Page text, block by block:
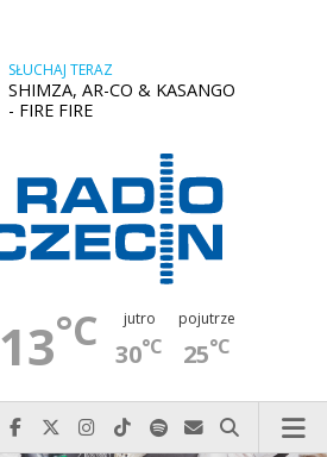
SŁUCHAJ TERAZ
SHIMZA, AR-CO & KASANGO
- FIRE FIRE
13°C jutro
30°C
pojutrze
25°C
Najlepiej po prostu do nas zadzwoń
Odwiedź nas na Facebook-u
Odwiedź nas na X
Odwiedź nas na Instagram-ie
Odwiedź nas na TikTok-u
Szukaj nas na Spotify
Wyślij do nas
Szukaj